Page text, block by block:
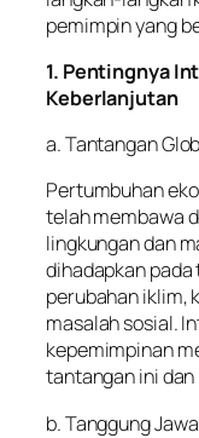
pemimpin yang
1. Pentingnya
Keberlanjutan
a. Tantangan
Pertumbuhan
telah membawa
lingkungan dan
dihadapkan
perubahan iklim,
masalah sosial.
kepemimpinan
tantangan ini
b. Tanggung